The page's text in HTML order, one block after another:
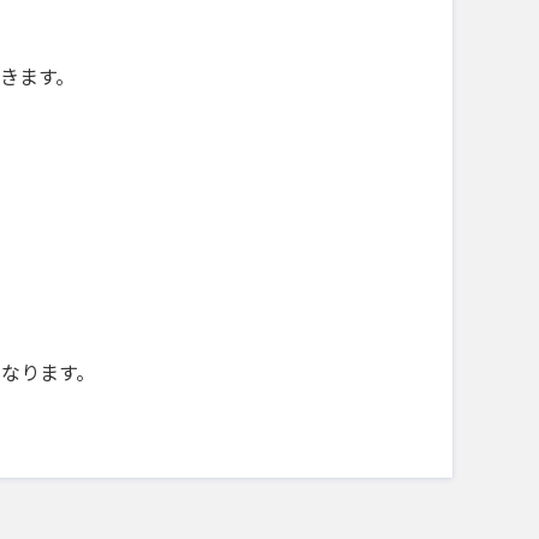
ます。
ります。